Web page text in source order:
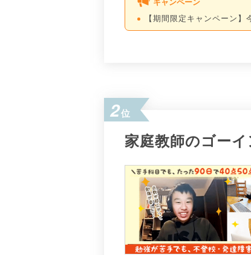
キャンペーン
【期間限定キャンペーン
2位
家庭教師のゴーイ